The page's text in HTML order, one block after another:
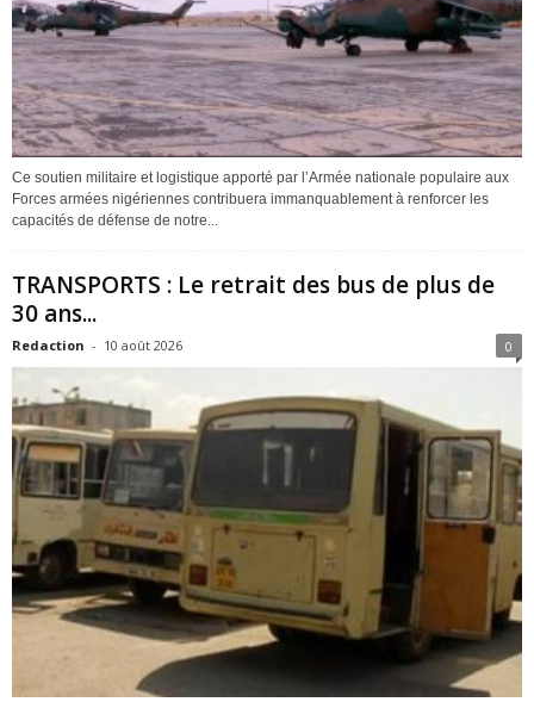
Ce soutien militaire et logistique apporté par l’Armée nationale populaire aux
Forces armées nigériennes contribuera immanquablement à renforcer les
capacités de défense de notre...
TRANSPORTS : Le retrait des bus de plus de
30 ans...
Redaction - 10 août 2026 0